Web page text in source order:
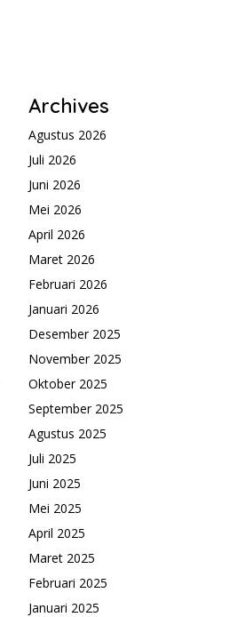
Archives
Agustus 2026
Juli 2026
Juni 2026
Mei 2026
April 2026
Maret 2026
Februari 2026
Januari 2026
Desember 2025
November 2025
Oktober 2025
September 2025
Agustus 2025
Juli 2025
Juni 2025
Mei 2025
April 2025
Maret 2025
Februari 2025
Januari 2025